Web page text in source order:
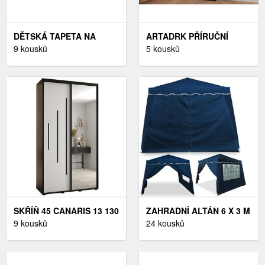
DĚTSKÁ TAPETA NA
VYMALOVÁNÍ (DĚTSKÉ
9 kousků
ARTADRK PŘÍRUČNÍ
STOLEK LUCAS | ČERNÉ
5 kousků
SKŘÍŇ 45 CANARIS 13 130
ČERNÁ/BÍLÁ/ČERNÁ
9 kousků
ZAHRADNÍ ALTÁN 6 X 3 M
DEKORHOME BÍLÁ
24 kousků